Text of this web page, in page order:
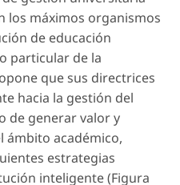
los máximos organismos
de educación
particular de la
que sus directrices
hacia la gestión del
de generar valor y
ámbito académico,
estrategias
inteligente (Figura